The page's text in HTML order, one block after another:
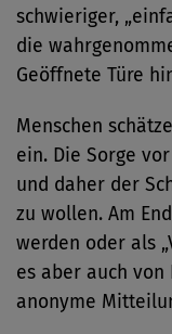
schwieriger,
die
Geöffnete Türe
Menschen
ein. Die Sorge
und daher der
zu wollen. Am
werden oder als
es aber auch
anonyme